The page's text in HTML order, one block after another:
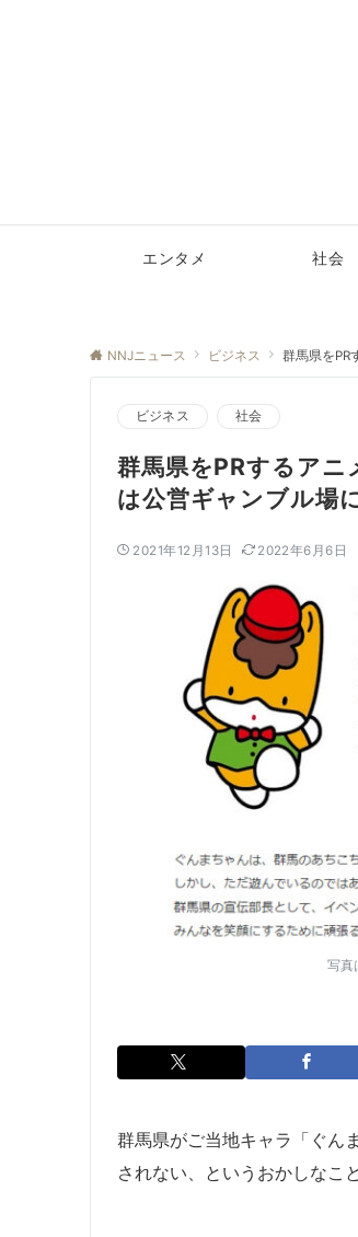
エンタメ 社会
NNJニュース ビジネス 群馬県をPR
ビジネス 社会
群馬県をPRするア
は公営ギャンブル場
2021年12月13日 2022年6月6日
写真
群馬県がご当地キャラ「ぐん
されない、というおかしなこ